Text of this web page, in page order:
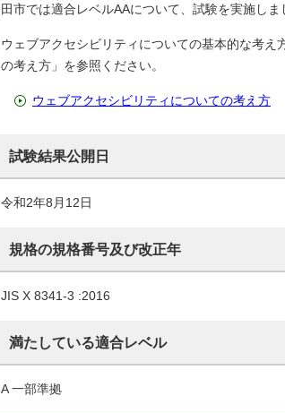
田市では適合レベルAAについて、試験を実施しま
ウェブアクセシビリティについての基本的な考
の考え方」を参照ください。
ウェブアクセシビリティについての考え方
試験結果公開日
令和2年8月12日
規格の規格番号及び改正年
JIS X 8341-3 :2016
満たしている適合レベル
A 一部準拠